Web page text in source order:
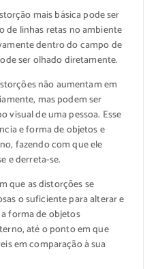
mais básica pode ser
de linhas retas no ambiente
dentro do campo de
ser olhado diretamente.
não aumentam em
mas podem ser
visual de uma pessoa. Esse
e forma de objetos e
fazendo com que ele
e derreta-se.
que as distorções se
o suficiente para alterar e
forma de objetos
até o ponto em que
em comparação à sua